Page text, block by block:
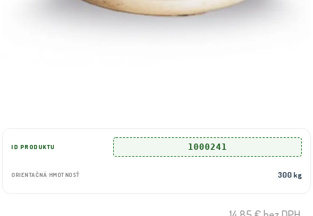
ID PRODUKTU 1000241
ORIENTAČNÁ HMOTNOSŤ 300 kg